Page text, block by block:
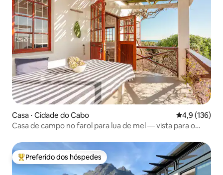
Casa ⋅ Cidade do Cabo 4,9 de uma
4,9 (136)
Casa de campo no farol para lua de mel — vista para o
Entre os melhores preferidos dos hóspedes
Preferido dos hóspedes